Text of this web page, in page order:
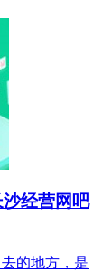
经营网吧
的地方，是